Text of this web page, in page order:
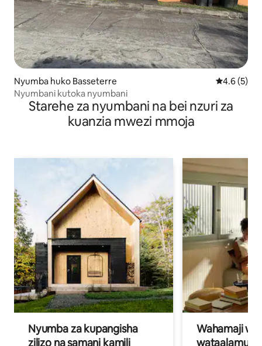
Nyumba huko Basseterre Ukadiriaji
4.6 (5)
Nyumbani kutoka nyumbani
Starehe za nyumbani na bei nzuri za
kuanzia mwezi mmoja
Nyumba za kupangisha
zilizo na samani kamili
Wahamaji
wataalamu